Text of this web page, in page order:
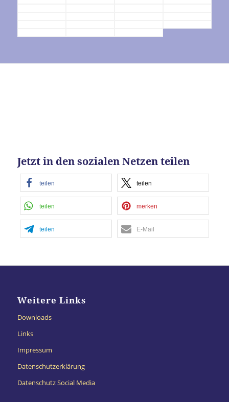
Jetzt in den sozialen Netzen teilen
teilen teilen
teilen merken
teilen E-Mail
Weitere Links
Downloads
Links
Impressum
Datenschutzerklärung
Datenschutz Social Media